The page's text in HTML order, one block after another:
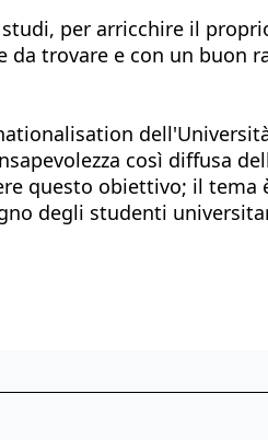
per arricchire il
trovare e con un buon
così diffusa
questo obiettivo; il tema
degli studenti